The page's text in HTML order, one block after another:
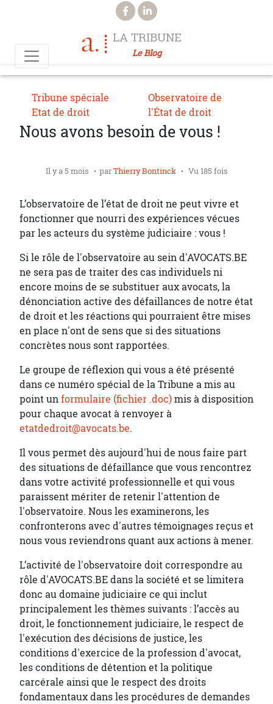
Aller au contenu principal
LA TRIBUNE
Le Blog
Tribune spéciale
Etat de droit
Observatoire de
l'État de droit
Nous avons besoin de vous !
Il y a 5 mois parThierry Bontinck Vu 185 fois
L’observatoire de l’état de droit ne peut vivre et
fonctionner que nourri des expériences vécues
par les acteurs du système judiciaire : vous !
Si le rôle de l'observatoire au sein d'AVOCATS.BE
ne sera pas de traiter des cas individuels ni
encore moins de se substituer aux avocats, la
dénonciation active des défaillances de notre état
de droit et les réactions qui pourraient être mises
en place n'ont de sens que si des situations
concrètes nous sont rapportées.
Le groupe de réflexion qui vous a été présenté
dans ce numéro spécial de la Tribune a mis au
point unformulaire (fichier .doc)mis à disposition
pour chaque avocat à renvoyer à
etatdedroit@avocats.be.
Il vous permet dès aujourd'hui de nous faire part
des situations de défaillance que vous rencontrez
dans votre activité professionnelle et qui vous
paraissent mériter de retenir l'attention de
l'observatoire. Nous les examinerons, les
confronterons avec d'autres témoignages reçus et
nous vous reviendrons quant aux actions à mener.
L’activité de l'observatoire doit correspondre au
rôle d'AVOCATS.BE dans la société et se limitera
donc au domaine judiciaire ce qui inclut
principalement les thèmes suivants : l’accès au
droit, le fonctionnement judiciaire, le respect de
l'exécution des décisions de justice, les
conditions d'exercice de la profession d'avocat,
les conditions de détention et la politique
carcérale ainsi que le respect des droits
fondamentaux dans les procédures de demandes